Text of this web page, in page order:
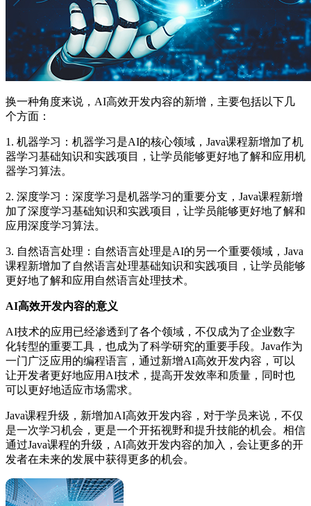
换一种角度来说，AI高效开发内容的新增，主要包括以下几
个方面：
1. 机器学习：机器学习是AI的核心领域，Java课程新增加了机
器学习基础知识和实践项目，让学员能够更好地了解和应用机
器学习算法。
2. 深度学习：深度学习是机器学习的重要分支，Java课程新增
加了深度学习基础知识和实践项目，让学员能够更好地了解和
应用深度学习算法。
3. 自然语言处理：自然语言处理是AI的另一个重要领域，Java
课程新增加了自然语言处理基础知识和实践项目，让学员能够
更好地了解和应用自然语言处理技术。
AI高效开发内容的意义
AI技术的应用已经渗透到了各个领域，不仅成为了企业数字
化转型的重要工具，也成为了科学研究的重要手段。Java作为
一门广泛应用的编程语言，通过新增AI高效开发内容，可以
让开发者更好地应用AI技术，提高开发效率和质量，同时也
可以更好地适应市场需求。
Java课程升级，新增加AI高效开发内容，对于学员来说，不仅
是一次学习机会，更是一个开拓视野和提升技能的机会。相信
通过Java课程的升级，AI高效开发内容的加入，会让更多的开
发者在未来的发展中获得更多的机会。